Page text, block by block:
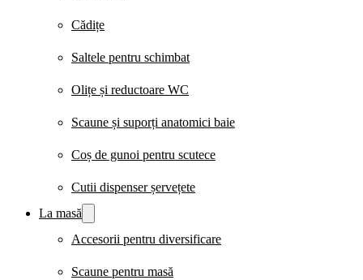
Cădițe
Saltele pentru schimbat
Olițe și reductoare WC
Scaune și suporți anatomici baie
Coș de gunoi pentru scutece
Cutii dispenser șervețete
La masă
Accesorii pentru diversificare
Scaune pentru masă